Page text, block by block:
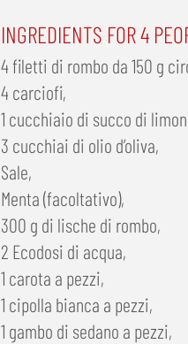
INGREDIENTS FOR 4
4 filetti di rombo da 150 g
4 carciofi,
1 cucchiaio di succo di
3 cucchiai di olio d’oliva,
Sale,
Menta (facoltativo),
300 g di lische di rombo,
2 Ecodosi di acqua,
1 carota a pezzi,
1 cipolla bianca a pezzi,
1 gambo di sedano a pezzi,